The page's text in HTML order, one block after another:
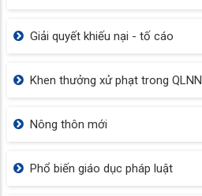
Giải quyết khiếu nại - tố cáo
Khen thưởng xử phạt trong QLNN
Nông thôn mới
Phổ biến giáo dục pháp luật